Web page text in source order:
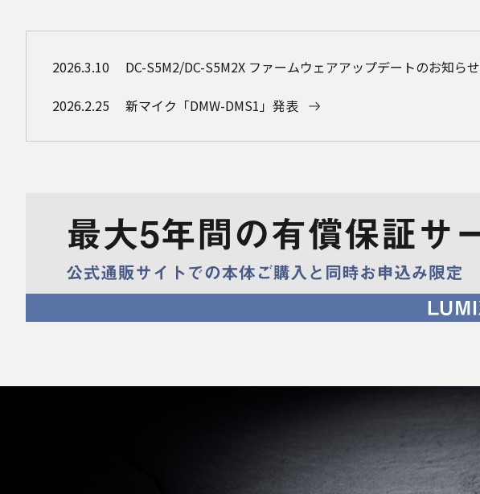
2026.3.10 DC-S5M2/DC-S5M2X ファームウェアアップデートのお知らせ
2026.2.25 新マイク「DMW-DMS1」発表